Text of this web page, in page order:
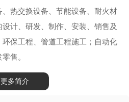
热交换设备、节能设备、耐火材
计、研发、制作、安装、销售及
保工程、管道工程施工；自动化
售。
更多简介